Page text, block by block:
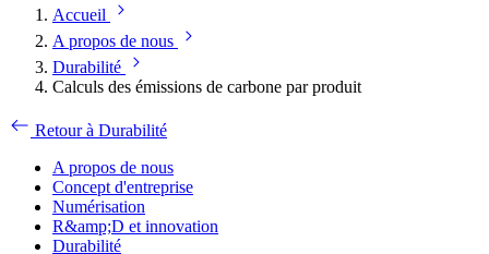
Accueil
A propos de nous
Durabilité
Calculs des émissions de carbone par produit
Retour à Durabilité
A propos de nous
Concept d'entreprise
Numérisation
R&amp;D et innovation
Durabilité